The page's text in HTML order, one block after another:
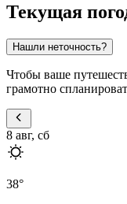
Текущая
Нашли неточность?
Чтобы ваше
грамотно
8 авг, сб
38°